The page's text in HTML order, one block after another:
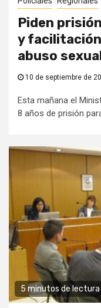
Piden
y
abuso
10 de septiembre de
Esta mañana el
8 años de prisión
5 minutos de lectura